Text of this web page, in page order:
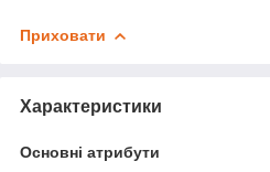
Приховати
Характеристики
Основні атрибути